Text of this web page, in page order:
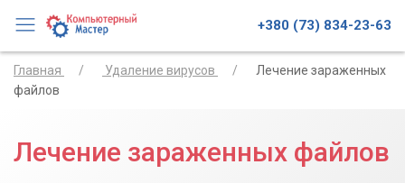
+380 (73) 834-23-63
Главная Удаление вирусов
Лечение зараженных
файлов
Лечение зараженных файлов